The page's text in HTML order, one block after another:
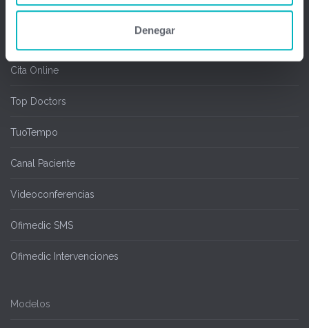
Denegar
SEOGA
Cita Online
Top Doctors
TuoTempo
Canal Paciente
Videoconferencias
Ofimedic SMS
Ofimedic Intervenciones
Modelos